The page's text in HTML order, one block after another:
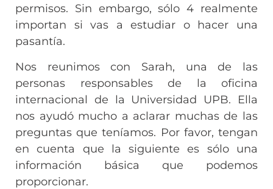
permisos. Sin embargo, sólo 4 realmente
importan si vas a estudiar o hacer una
pasantía.
Nos reunimos con Sarah, una de las
personas responsables de la oficina
internacional de la Universidad UPB. Ella
nos ayudó mucho a aclarar muchas de las
preguntas que teníamos. Por favor, tengan
en cuenta que la siguiente es sólo una
información básica que podemos
proporcionar.